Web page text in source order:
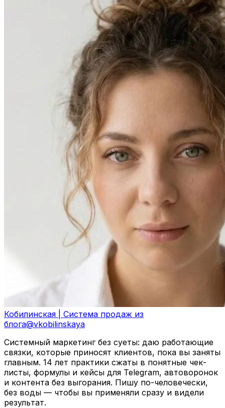
Кобилинская | Система продаж из
блога@vkobilinskaya
Системный маркетинг без суеты: даю работающие
связки, которые приносят клиентов, пока вы заняты
главным. 14 лет практики сжаты в понятные чек-
листы, формулы и кейсы для Telegram, автоворонок
и контента без выгорания. Пишу по-человечески,
без воды — чтобы вы применяли сразу и видели
результат.